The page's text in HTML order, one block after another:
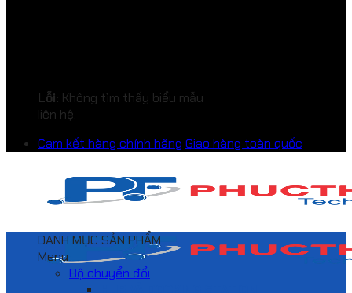
Lỗi: Không tìm thấy biểu mẫu
liên hệ.
Cam kết hàng chính hãng Giao hàng toàn quốc
DANH MỤC SẢN PHẨM
Menu
Bộ chuyển đổi